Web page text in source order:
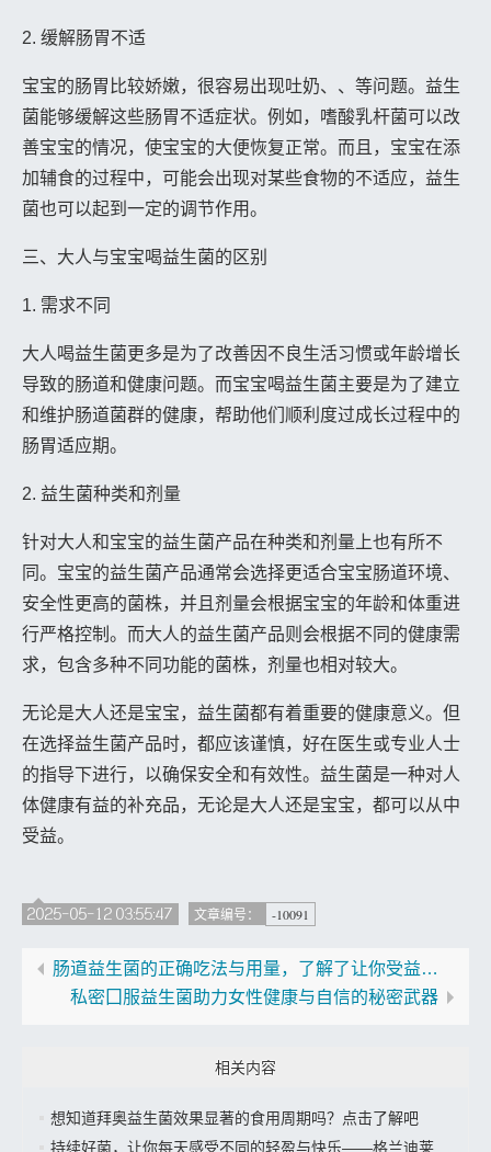
2. 缓解肠胃不适
宝宝的肠胃比较娇嫩，很容易出现吐奶、、等问题。益生
菌能够缓解这些肠胃不适症状。例如，嗜酸乳杆菌可以改
善宝宝的情况，使宝宝的大便恢复正常。而且，宝宝在添
加辅食的过程中，可能会出现对某些食物的不适应，益生
菌也可以起到一定的调节作用。
三、大人与宝宝喝益生菌的区别
1. 需求不同
大人喝益生菌更多是为了改善因不良生活习惯或年龄增长
导致的肠道和健康问题。而宝宝喝益生菌主要是为了建立
和维护肠道菌群的健康，帮助他们顺利度过成长过程中的
肠胃适应期。
2. 益生菌种类和剂量
针对大人和宝宝的益生菌产品在种类和剂量上也有所不
同。宝宝的益生菌产品通常会选择更适合宝宝肠道环境、
安全性更高的菌株，并且剂量会根据宝宝的年龄和体重进
行严格控制。而大人的益生菌产品则会根据不同的健康需
求，包含多种不同功能的菌株，剂量也相对较大。
无论是大人还是宝宝，益生菌都有着重要的健康意义。但
在选择益生菌产品时，都应该谨慎，好在医生或专业人士
的指导下进行，以确保安全和有效性。益生菌是一种对人
体健康有益的补充品，无论是大人还是宝宝，都可以从中
受益。
2025-05-12 03:55:47 文章编号： -10091
肠道益生菌的正确吃法与用量，了解了让你受益无穷
私密囗服益生菌助力女性健康与自信的秘密武器
相关内容
想知道拜奥益生菌效果显著的食用周期吗？点击了解吧
持续好菌，让你每天感受不同的轻盈与快乐——格兰迪莱益生菌来袭”